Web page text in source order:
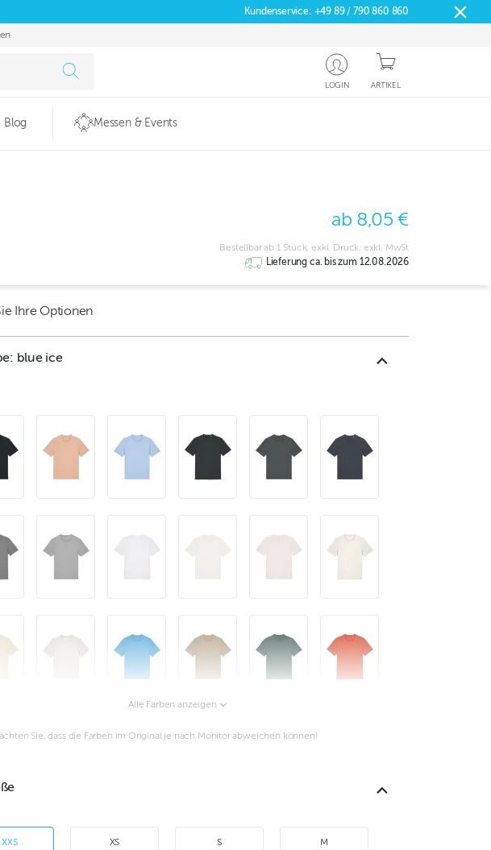
Kundenservice: +49 89 / 790 860 860
LOGIN ARTIKEL
Blog Messen & Events
ab 8,05 €
Bestellbar ab 1 Stück, exkl. Druck, exkl. MwSt
Lieferung ca. bis zum 12.08.2026
Ihre Optionen
blue ice
Alle Farben anzeigen
Sie, dass die Farben im Original je nach Monitor abweichen können!
XXS XS S M